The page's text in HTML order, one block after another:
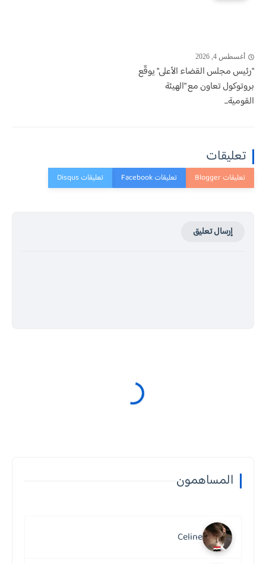
أغسطس 4, 2026
"رئيس مجلس القضاء الأعلى" يوقّع
بروتوكول تعاون مع "الهيئة
القومية...
تعليقات
إرسال تعليق
المساهمون
Celine